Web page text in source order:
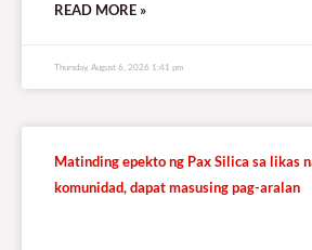
READ MORE »
Thursday, August 6, 2026 1:41 pm
Matinding epekto ng Pax Silica sa likas
komunidad, dapat masusing pag-aralan